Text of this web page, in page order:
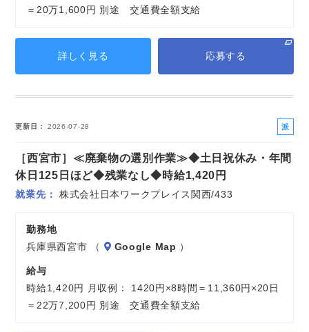
＝20万1,600円 別途 交通費全額支給
詳しく見る 応募する
更新日 2026-07-28
派
社
［西宮市］≪廃棄物の選別作業≫◆土日祝休み・年間
休日125日ほど◆残業なし◆時給1,420円
就業先 株式会社日本ワークプレイス関西/433
勤務地
兵庫県西宮市 （
Google Map ）
給与
時給1,420円 月収例： 1420円×8時間＝11,360円×20日
＝22万7,200円 別途 交通費全額支給